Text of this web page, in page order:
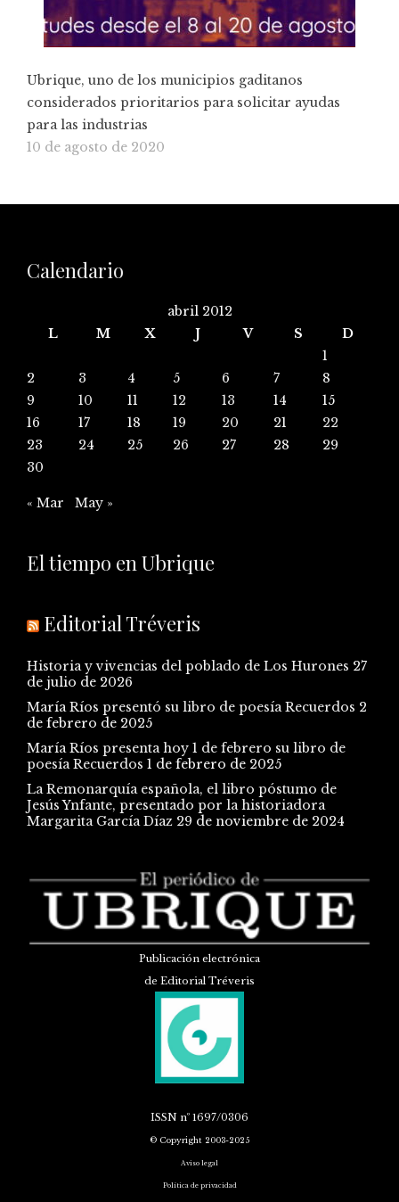
Ubrique, uno de los municipios gaditanos
considerados prioritarios para solicitar ayudas
para las industrias
10 de agosto de 2020
Calendario
abril 2012
L
M X J V S
D
1
2
3 4 5 6 7
8
9
10 11 12 13 14
15
16
17 18 19 20 21
22
23
24 25 26 27 28
29
30
« Mar May »
El tiempo en Ubrique
Editorial Tréveris
Historia y vivencias del poblado de Los Hurones 27
de julio de 2026
María Ríos presentó su libro de poesía Recuerdos 2
de febrero de 2025
María Ríos presenta hoy 1 de febrero su libro de
poesía Recuerdos 1 de febrero de 2025
La Remonarquía española, el libro póstumo de
Jesús Ynfante, presentado por la historiadora
Margarita García Díaz 29 de noviembre de 2024
Publicación electrónica
de Editorial Tréveris
ISSN nº 1697/0306
© Copyright 2003-2025
Aviso legal
Política de privacidad